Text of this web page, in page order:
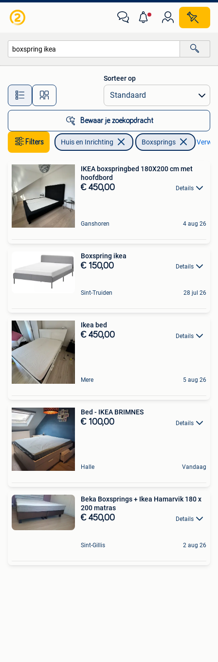
Alle afstanden…
Sorteer op
Bewaar je zoekopdracht
Filters Huis en Inrichting Boxsprings
IKEA boxspringbed 180X200 cm met
hoofdbord
€ 450,00 Details
Ganshoren 4 aug 26
Boxspring ikea
€ 150,00 Details
Sint-Truiden 28 jul 26
Ikea bed
€ 450,00 Details
Mere 5 aug 26
Bed - IKEA BRIMNES
€ 100,00 Details
Halle Vandaag
Beka Boxsprings + Ikea Hamarvik 180 x
200 matras
€ 450,00 Details
Sint-Gillis 2 aug 26